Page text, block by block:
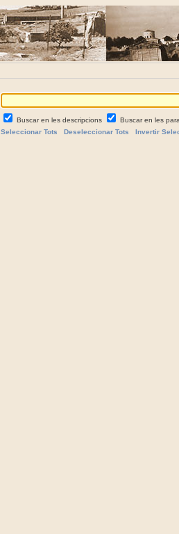
Buscar en les descripcions
Buscar en les
Seleccionar Tots
Deseleccionar Tots Invertir